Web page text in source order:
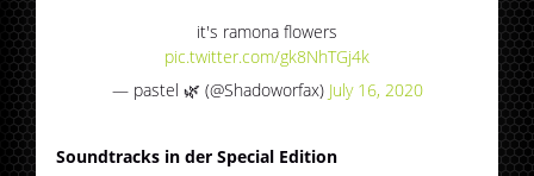
it's ramona flowers
pic.twitter.com/gk8NhTGj4k
— pastel 🌿 (@Shadoworfax) July 16, 2020
Soundtracks in der Special Edition